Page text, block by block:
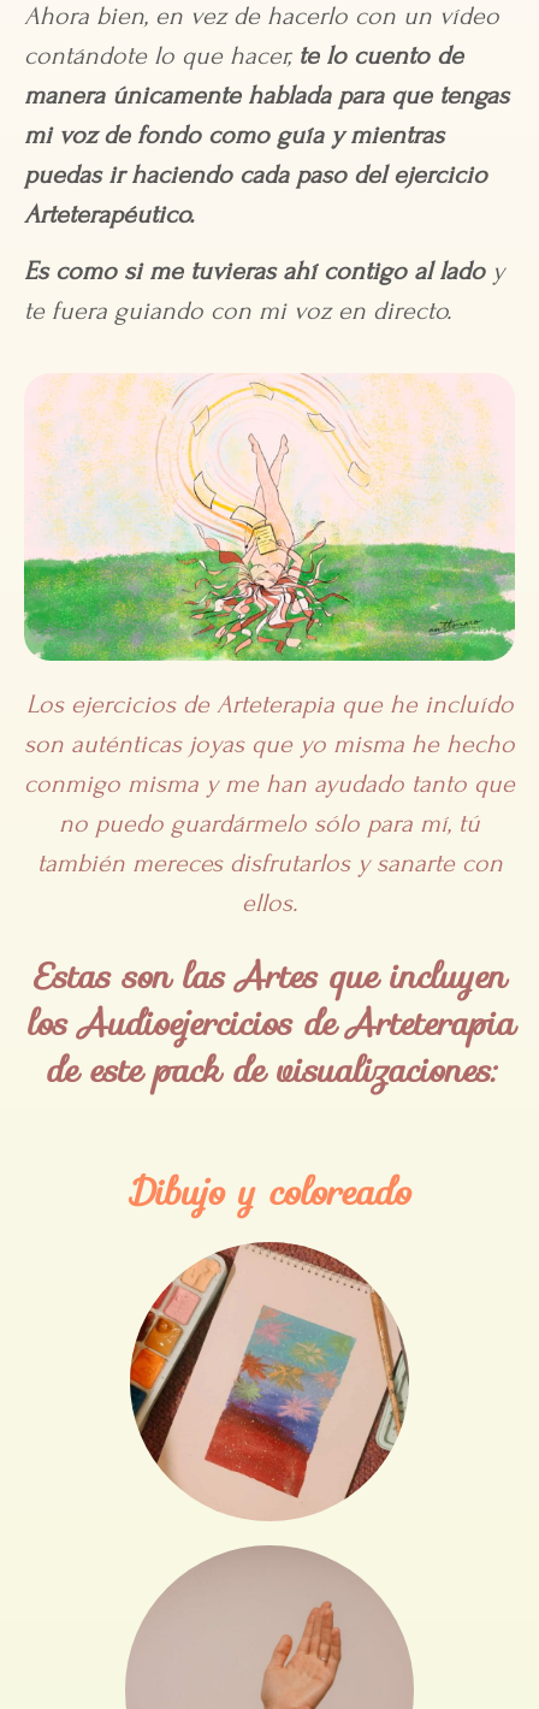
Ahora bien, en vez de hacerlo con un vídeo
contándote lo que hacer, te lo cuento de
manera únicamente hablada para que tengas
mi voz de fondo como guía y mientras
puedas ir haciendo cada paso del ejercicio
Arteterapéutico.
Es como si me tuvieras ahí contigo al ladoy
te fuera guiando con mi voz en directo.
Los ejercicios de Arteterapia que he incluído
son auténticas joyas que yo misma he hecho
conmigo misma y me han ayudado tanto que
no puedo guardármelo sólo para mí, tú
también mereces disfrutarlos y sanarte con
ellos.
Estas son las Artes que incluyen
los Audioejercicios de Arteterapia
de este pack de visualizaciones:
Dibujo y coloreado